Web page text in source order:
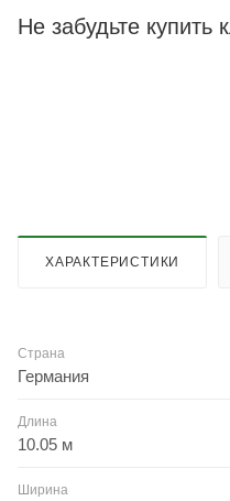
Не забудьте купить
ХАРАКТЕРИСТИКИ
Страна
Германия
Длина
10.05 м
Ширина